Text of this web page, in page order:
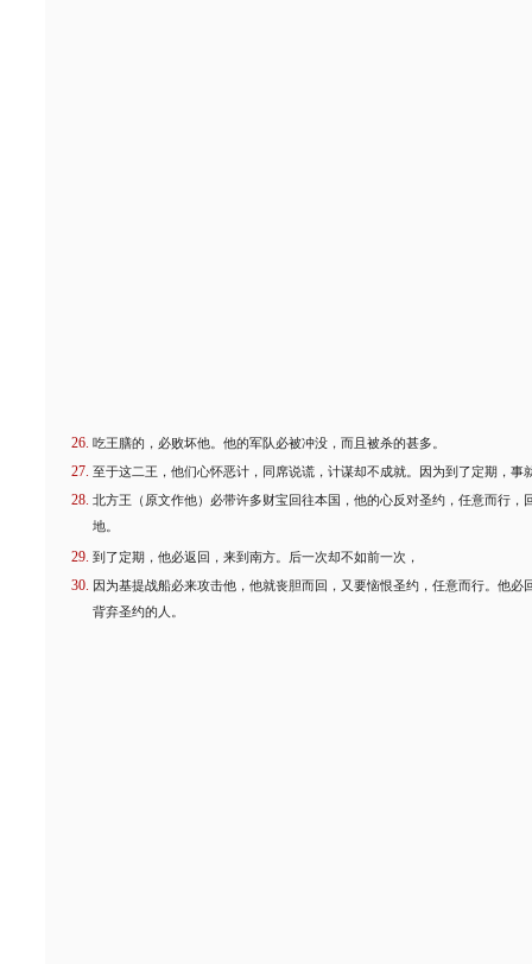
吃王膳的，必败坏他。他的军队必被冲没，而且被杀的甚多。
至于这二王，他们心怀恶计，同席说谎，计谋却不成就。因为到了定期，事
北方王（原文作他）必带许多财宝回往本国，他的心反对圣约，任意而行，
地。
到了定期，他必返回，来到南方。后一次却不如前一次，
因为基提战船必来攻击他，他就丧胆而回，又要恼恨圣约，任意而行。他必
背弃圣约的人。